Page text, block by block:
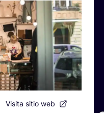
Visita sitio web